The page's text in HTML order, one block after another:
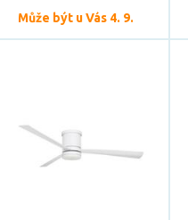
Může být u Vás 4. 9.